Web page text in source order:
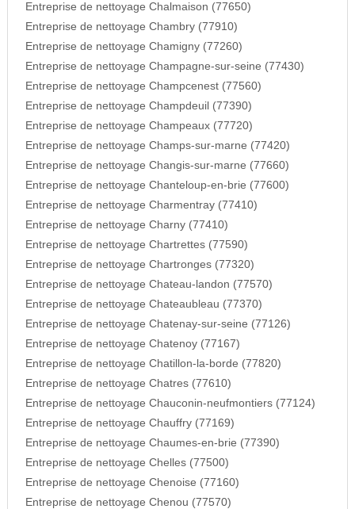
Entreprise de nettoyage Chalmaison (77650)
Entreprise de nettoyage Chambry (77910)
Entreprise de nettoyage Chamigny (77260)
Entreprise de nettoyage Champagne-sur-seine (77430)
Entreprise de nettoyage Champcenest (77560)
Entreprise de nettoyage Champdeuil (77390)
Entreprise de nettoyage Champeaux (77720)
Entreprise de nettoyage Champs-sur-marne (77420)
Entreprise de nettoyage Changis-sur-marne (77660)
Entreprise de nettoyage Chanteloup-en-brie (77600)
Entreprise de nettoyage Charmentray (77410)
Entreprise de nettoyage Charny (77410)
Entreprise de nettoyage Chartrettes (77590)
Entreprise de nettoyage Chartronges (77320)
Entreprise de nettoyage Chateau-landon (77570)
Entreprise de nettoyage Chateaubleau (77370)
Entreprise de nettoyage Chatenay-sur-seine (77126)
Entreprise de nettoyage Chatenoy (77167)
Entreprise de nettoyage Chatillon-la-borde (77820)
Entreprise de nettoyage Chatres (77610)
Entreprise de nettoyage Chauconin-neufmontiers (77124)
Entreprise de nettoyage Chauffry (77169)
Entreprise de nettoyage Chaumes-en-brie (77390)
Entreprise de nettoyage Chelles (77500)
Entreprise de nettoyage Chenoise (77160)
Entreprise de nettoyage Chenou (77570)